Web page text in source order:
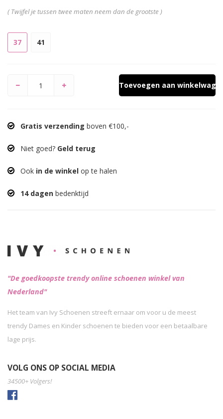
( Twijfel je tussen twee maten neem dan de grootste )
37 41
Toevoegen aan
Gratis verzending boven €100,-
Niet goed? Geld terug
Ook in de winkel op te halen
14 dagen bedenktijd
"De goedkoopste trendy online schoenen winkel van
Nederland"
Het team van Ivy Schoenen streeft ernaar om voor u de meest
trendy Dames en Kinder schoenen te bieden voor een betaalbare
lage prijs.
VOLG ONS OP SOCIAL MEDIA
34500+ Volgers!